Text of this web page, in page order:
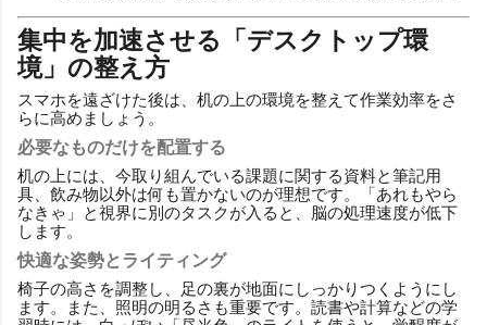
集中を加速させる「デスクトップ環
境」の整え方
スマホを遠ざけた後は、机の上の環境を整えて作業効率をさ
らに高めましょう。
必要なものだけを配置する
机の上には、今取り組んでいる課題に関する資料と筆記用
具、飲み物以外は何も置かないのが理想です。「あれもやら
なきゃ」と視界に別のタスクが入ると、脳の処理速度が低下
します。
快適な姿勢とライティング
椅子の高さを調整し、足の裏が地面にしっかりつくようにし
ます。また、照明の明るさも重要です。読書や計算などの学